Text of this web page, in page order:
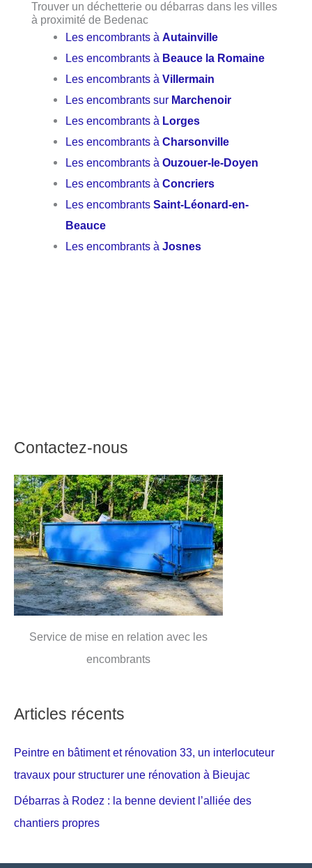
Trouver un déchetterie ou débarras dans les villes
à proximité de Bedenac
Les encombrants àAutainville
Les encombrants à Beauce la Romaine
Les encombrants àVillermain
Les encombrants sur Marchenoir
Les encombrants à Lorges
Les encombrants àCharsonville
Les encombrants àOuzouer-le-Doyen
Les encombrants àConcriers
Les encombrantsSaint-Léonard-en-
Beauce
Les encombrants àJosnes
Contactez-nous
Service de mise en relation avec les
encombrants
Articles récents
Peintre en bâtiment et rénovation 33, un interlocuteur
travaux pour structurer une rénovation à Bieujac
Débarras à Rodez : la benne devient l’alliée des
chantiers propres